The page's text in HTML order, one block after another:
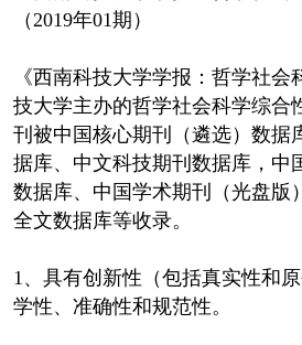
（2019年01期）
《西南科技大学学报：哲学社
技大学主办的哲学社会科学综合
刊被中国核心期刊（遴选）数据
据库、中文科技期刊数据库，中
数据库、中国学术期刊（光盘版
全文数据库等收录。
1、具有创新性（包括真实性和
学性、准确性和规范性。